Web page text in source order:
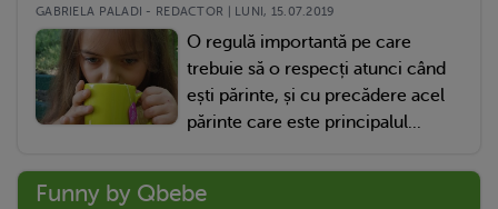
GABRIELA PALADI - REDACTOR | LUNI, 15.07.2019
O regulă importantă pe care
trebuie să o respecți atunci când
ești părinte, și cu precădere acel
părinte care este principalul...
Funny by Qbebe